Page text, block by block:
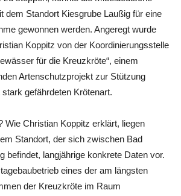
dem Standort Kiesgrube Laußig für eine
gewonnen werden. Angeregt wurde
Koppitz von der Koordinierungsstelle
für die Kreuzkröte“, einem
Artenschutzprojekt zur Stützung
gefährdeten Krötenart.
Wie Christian Koppitz erklärt, liegen
Standort, der sich zwischen Bad
befindet, langjährige konkrete Daten vor.
eines der am längsten
der Kreuzkröte im Raum